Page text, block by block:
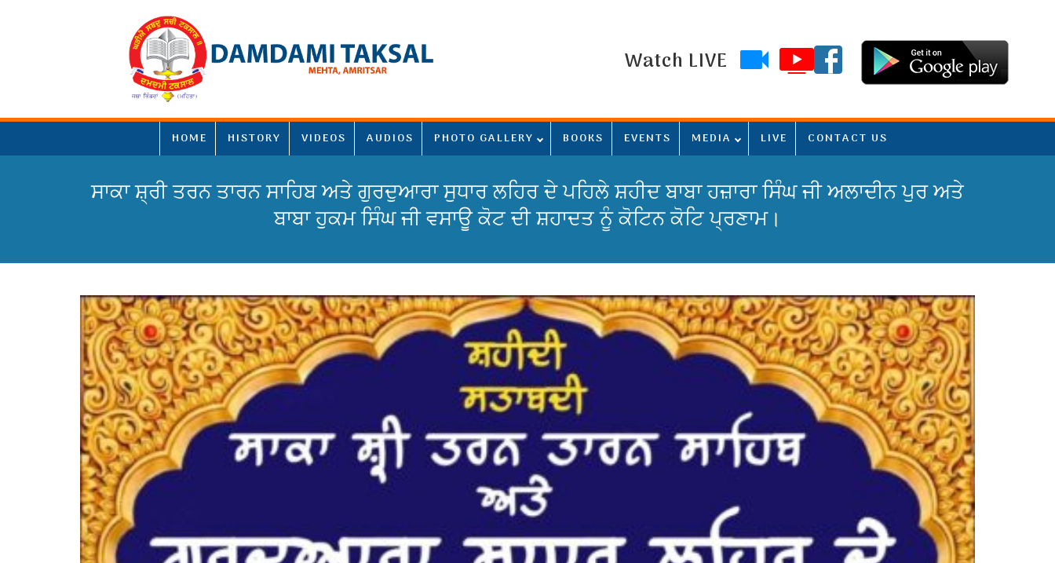
Watch LIVE
HOME HISTORY VIDEOS AUDIOS PHOTO GALLERY BOOKS EVENTS MEDIA LIVE CONTACT US
ਸਾਕਾ ਸ਼੍ਰੀ ਤਰਨ ਤਾਰਨ ਸਾਹਿਬ ਅਤੇ ਗੁਰਦੁਆਰਾ ਸੁਧਾਰ ਲਹਿਰ ਦੇ ਪਹਿਲੇ ਸ਼ਹੀਦ ਬਾਬਾ ਹਜ਼ਾਰਾ ਸਿੰਘ ਜੀ ਅਲਾਦੀਨ ਪੁਰ ਅਤੇ
ਬਾਬਾ ਹੁਕਮ ਸਿੰਘ ਜੀ ਵਸਾਊ ਕੋਟ ਦੀ ਸ਼ਹਾਦਤ ਨੂੰ ਕੋਟਿਨ ਕੋਟਿ ਪ੍ਰਣਾਮ।